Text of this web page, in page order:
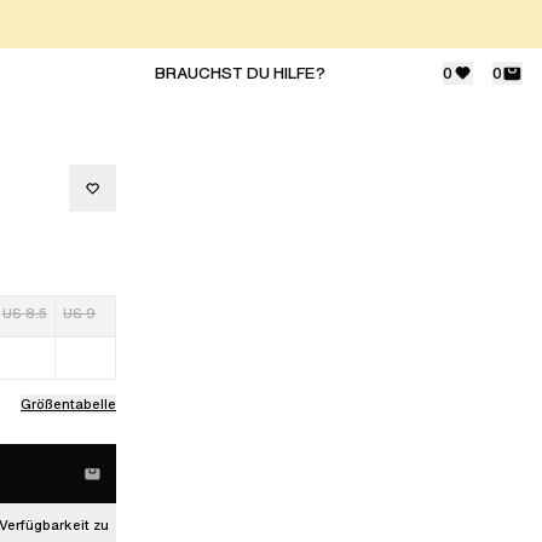
BRAUCHST DU HILFE? 0 0
US 8.5 US 9
Größentabelle
zu